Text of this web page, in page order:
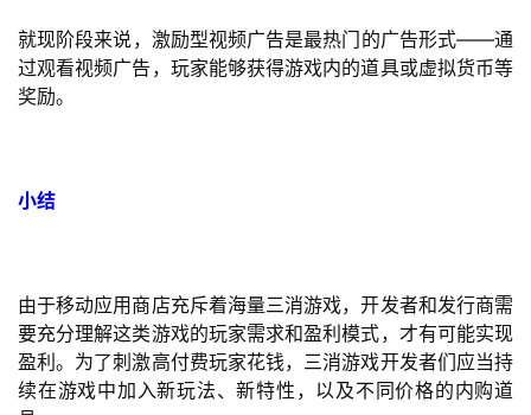
游
茶
接
海
站
就现阶段来说，激励型视频广告是最热门的广告形式——通
过观看视频广告，玩家能够获得游戏内的道具或虚拟货币等
奖励。
小结
由于移动应用商店充斥着海量三消游戏，开发者和发行商需
要充分理解这类游戏的玩家需求和盈利模式，才有可能实现
盈利。为了刺激高付费玩家花钱，三消游戏开发者们应当持
续在游戏中加入新玩法、新特性，以及不同价格的内购道